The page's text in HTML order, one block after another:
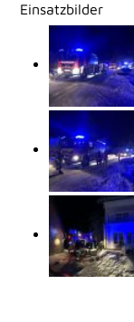
Einsatzbilder